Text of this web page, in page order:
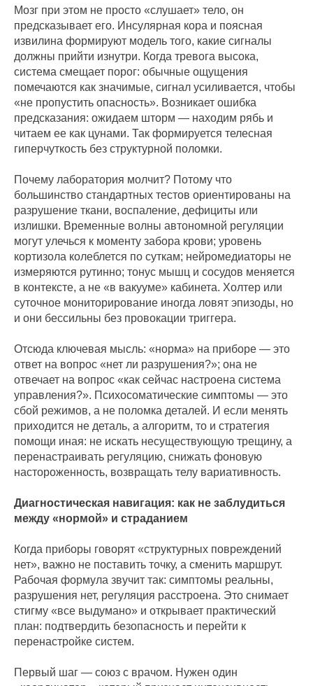
Мозг при этом не просто «слушает» тело, он
предсказывает его. Инсулярная кора и поясная
извилина формируют модель того, какие сигналы
должны прийти изнутри. Когда тревога высока,
система смещает порог: обычные ощущения
помечаются как значимые, сигнал усиливается, чтобы
«не пропустить опасность». Возникает ошибка
предсказания: ожидаем шторм — находим рябь и
читаем ее как цунами. Так формируется телесная
гиперчуткость без структурной поломки.
Почему лаборатория молчит? Потому что
большинство стандартных тестов ориентированы на
разрушение ткани, воспаление, дефициты или
излишки. Временные волны автономной регуляции
могут улечься к моменту забора крови; уровень
кортизола колеблется по суткам; нейромедиаторы не
измеряются рутинно; тонус мышц и сосудов меняется
в контексте, а не «в вакууме» кабинета. Холтер или
суточное мониторирование иногда ловят эпизоды, но
и они бессильны без провокации триггера.
Отсюда ключевая мысль: «норма» на приборе — это
ответ на вопрос «нет ли разрушения?»; она не
отвечает на вопрос «как сейчас настроена система
управления?». Психосоматические симптомы — это
сбой режимов, а не поломка деталей. И если менять
приходится не деталь, а алгоритм, то и стратегия
помощи иная: не искать несуществующую трещину, а
перенастраивать регуляцию, снижать фоновую
настороженность, возвращать телу вариативность.
Диагностическая навигация: как не заблудиться
между «нормой» и страданием
Когда приборы говорят «структурных повреждений
нет», важно не поставить точку, а сменить маршрут.
Рабочая формула звучит так: симптомы реальны,
разрушения нет, регуляция расстроена. Это снимает
стигму «все выдумано» и открывает практический
план: подтвердить безопасность и перейти к
перенастройке систем.
Первый шаг — союз с врачом. Нужен один